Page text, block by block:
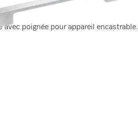
poignée pour appareil encastrable.